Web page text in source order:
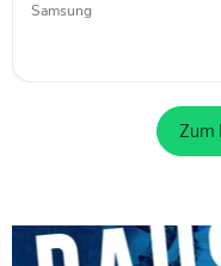
Samsung
Zum